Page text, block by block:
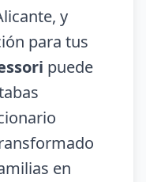
y
para tus
puede
en